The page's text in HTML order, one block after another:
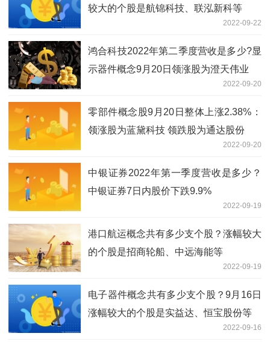
较大的个股是航锦科技、联泓新科等
2022-09-22
鸿合科技2022年第二季度营收是多少?显
示器件概念9月20日领涨股为澄天伟业
2022-09-20
零部件概念股9月20日整体上涨2.38%：
领涨股为蓝黛科技 领跌股为通达股份
2022-09-20
中银证券2022年第一季度营收是多少？
中银证券7日内股价下跌9.9%
2022-09-19
港口航运概念共有多少支个股？涨幅较大
的个股是招商轮船、中远海能等
2022-09-19
电子器件概念共有多少支个股？9月16日
涨幅较大的个股是实益达、恒宝股份等
2022-09-16